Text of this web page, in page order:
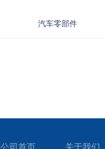
汽车零部件
公司首页 关于我们